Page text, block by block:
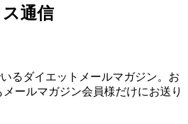
通信
るダイエットメールマガジン。お
ールマガジン会員様だけにお送り